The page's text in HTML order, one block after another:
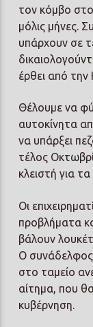
τον κόμβο
μόλις μήνες.
υπάρχουν σε
έρθει από την
Θέλουμε να
αυτοκίνητα
να υπάρξει
τέλος
κλειστή για
Οι
προβλήματα
βάλουν
Ο συνάδελφος
στο ταμείο
αίτημα, που
κυβέρνηση.